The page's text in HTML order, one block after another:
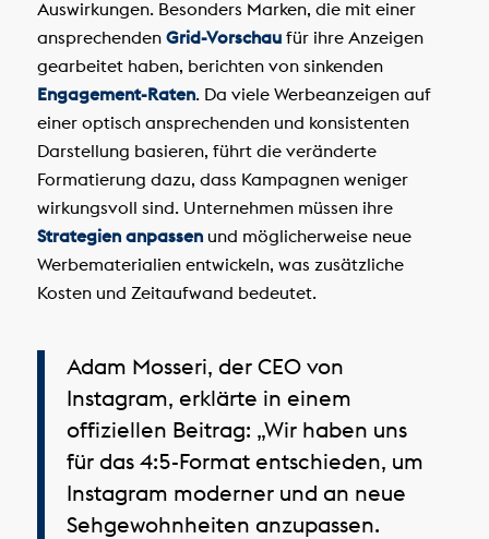
Auswirkungen. Besonders Marken, die mit einer
ansprechenden Grid-Vorschaufür ihre Anzeigen
gearbeitet haben, berichten von sinkenden
Engagement-Raten. Da viele Werbeanzeigen auf
einer optisch ansprechenden und konsistenten
Darstellung basieren, führt die veränderte
Formatierung dazu, dass Kampagnen weniger
wirkungsvoll sind. Unternehmen müssen ihre
Strategien anpassenund möglicherweise neue
Werbematerialien entwickeln, was zusätzliche
Kosten und Zeitaufwand bedeutet.
Adam Mosseri, der CEO von
Instagram, erklärte in einem
offiziellen Beitrag: „Wir haben uns
für das 4:5-Format entschieden, um
Instagram moderner und an neue
Sehgewohnheiten anzupassen.